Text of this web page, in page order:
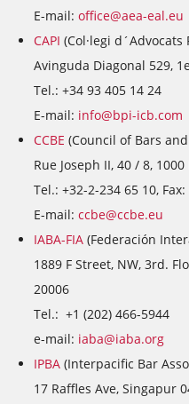
E-mail: office@aea-eal.eu
CAPI (Col·legi
Avinguda Diagonal 529,
Tel.: +34 93 405 14 24
E-mail: info@bpi-icb.com
CCBE (Council of Bars
Rue Joseph II, 40 / 8,
Tel.: +32-2-234 65 10,
E-mail: ccbe@ccbe.eu
IABA-FIA (Federación
1889 F Street, NW, 3rd.
20006
Tel.: +1 (202) 466-5944
e-mail: iaba@iaba.org
IPBA (Interpacific Bar
17 Raffles Ave, Singapur